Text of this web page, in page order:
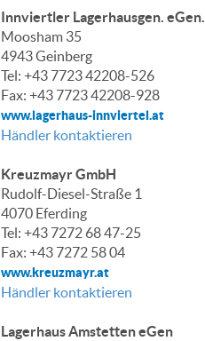
Innviertler Lagerhausgen. eGen.
Moosham 35
4943 Geinberg
Tel: +43 7723 42208-526
Fax: +43 7723 42208-928
www.lagerhaus-innviertel.at
Händler kontaktieren
Kreuzmayr GmbH
Rudolf-Diesel-Straße 1
4070 Eferding
Tel: +43 7272 68 47-25
Fax: +43 7272 58 04
www.kreuzmayr.at
Händler kontaktieren
Lagerhaus Amstetten eGen